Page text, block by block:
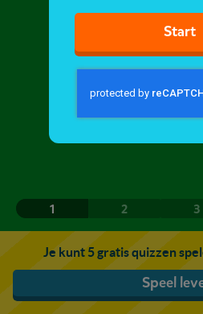
1 2 3
Je kunt 5 gratis quizzen
Speel
Start